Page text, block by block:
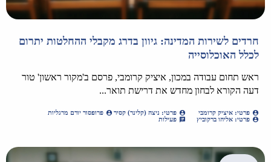
חרדים לשירות המדינה: גיוון בדרג מקבלי ההחלטות יתרום
לכלל האוכלוסייה
ראש תחום עבודה במכון, איציק קרומבי, פרסם ב'מקור ראשון' טור
דעה הקורא לבחון מחדש את דרישת תואר...
פרטי: איציק קרומבי פרטי: ניצה (קלינר) קסיר
פרופסור יורם מרגליות
פרטי: אליהו ברקוביץ
פעילות